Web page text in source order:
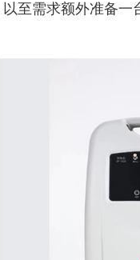
至需求额外准备一